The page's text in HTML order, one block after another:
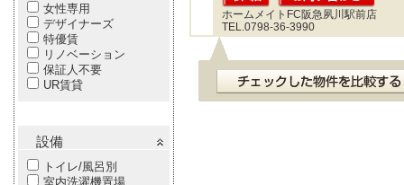
女性専用
デザイナーズ
特優賃
リノベーション
保証人不要
UR賃貸
設備
トイレ/風呂別
室内洗濯機置場
ホームメイトFC阪急夙川駅前店
TEL.0798-36-3990